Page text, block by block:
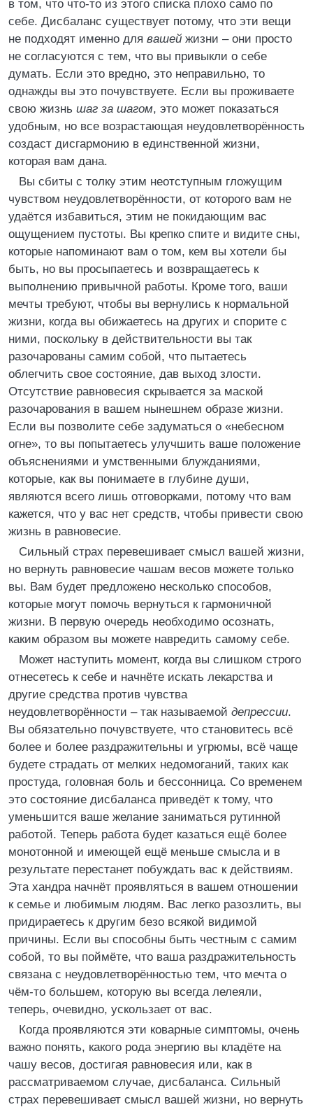
в том, что что-то из этого списка плохо само по
себе. Дисбаланс существует потому, что эти вещи
не подходят именно для вашей жизни – они просто
не согласуются с тем, что вы привыкли о себе
думать. Если это вредно, это неправильно, то
однажды вы это почувствуете. Если вы проживаете
свою жизнь шаг за шагом, это может показаться
удобным, но все возрастающая неудовлетворённость
создаст дисгармонию в единственной жизни,
которая вам дана.
Вы сбиты с толку этим неотступным гложущим
чувством неудовлетворённости, от которого вам не
удаётся избавиться, этим не покидающим вас
ощущением пустоты. Вы крепко спите и видите сны,
которые напоминают вам о том, кем вы хотели бы
быть, но вы просыпаетесь и возвращаетесь к
выполнению привычной работы. Кроме того, ваши
мечты требуют, чтобы вы вернулись к нормальной
жизни, когда вы обижаетесь на других и спорите с
ними, поскольку в действительности вы так
разочарованы самим собой, что пытаетесь
облегчить свое состояние, дав выход злости.
Отсутствие равновесия скрывается за маской
разочарования в вашем нынешнем образе жизни.
Если вы позволите себе задуматься о «небесном
огне», то вы попытаетесь улучшить ваше положение
объяснениями и умственными блужданиями,
которые, как вы понимаете в глубине души,
являются всего лишь отговорками, потому что вам
кажется, что у вас нет средств, чтобы привести свою
жизнь в равновесие.
Сильный страх перевешивает смысл вашей жизни,
но вернуть равновесие чашам весов можете только
вы. Вам будет предложено несколько способов,
которые могут помочь вернуться к гармоничной
жизни. В первую очередь необходимо осознать,
каким образом вы можете навредить самому себе.
Может наступить момент, когда вы слишком строго
отнесетесь к себе и начнёте искать лекарства и
другие средства против чувства
неудовлетворённости – так называемой депрессии.
Вы обязательно почувствуете, что становитесь всё
более и более раздражительны и угрюмы, всё чаще
будете страдать от мелких недомоганий, таких как
простуда, головная боль и бессонница. Со временем
это состояние дисбаланса приведёт к тому, что
уменьшится ваше желание заниматься рутинной
работой. Теперь работа будет казаться ещё более
монотонной и имеющей ещё меньше смысла и в
результате перестанет побуждать вас к действиям.
Эта хандра начнёт проявляться в вашем отношении
к семье и любимым людям. Вас легко разозлить, вы
придираетесь к другим безо всякой видимой
причины. Если вы способны быть честным с самим
собой, то вы поймёте, что ваша раздражительность
связана с неудовлетворённостью тем, что мечта о
чём-то большем, которую вы всегда лелеяли,
теперь, очевидно, ускользает от вас.
Когда проявляются эти коварные симптомы, очень
важно понять, какого рода энергию вы кладёте на
чашу весов, достигая равновесия или, как в
рассматриваемом случае, дисбаланса. Сильный
страх перевешивает смысл вашей жизни, но вернуть